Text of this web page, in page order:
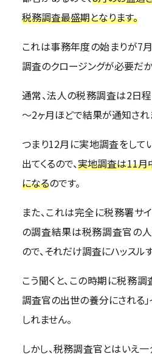
税務調査最盛期となります。
これは事務年度の始まりが7
調査のクロージングが必要だか
通常、法人の税務調査は2日
～2ヶ月ほどで結果が通知され
つまり12月に実地調査をして
出てくるので、実地調査は11月
になるのです。
また、これは完全に税務署サ
の調査結果は税務調査官の
ので、それだけ調査にハッスル
こう聞くと、この時期に税務
調査官の出世の養分にされる
しれません。
しかし、税務調査官とはいえ